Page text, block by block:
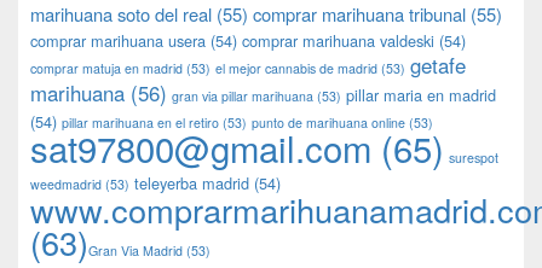
marihuana soto del real (55) comprar marihuana tribunal (55)
comprar marihuana usera (54) comprar marihuana valdeski (54)
comprar matuja en madrid (53) el mejor cannabis de madrid (53) getafe
marihuana (56) gran via pillar marihuana (53) pillar maria en madrid
(54) pillar marihuana en el retiro (53) punto de marihuana online (53)
sat97800@gmail.com (65) surespot
weedmadrid (53) teleyerba madrid (54)
(63)​​Gran Via Madrid (53)